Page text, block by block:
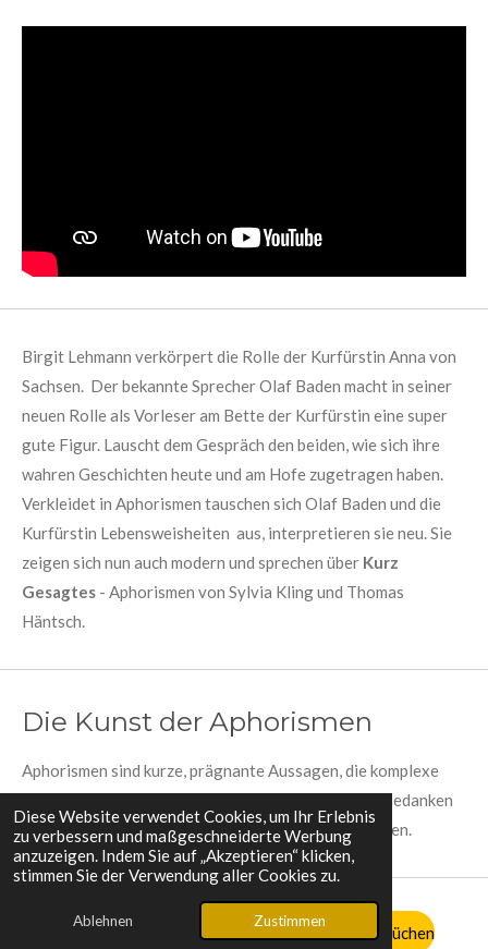
Diese Website verwendet Cookies, um Ihr Erlebnis
zu verbessern und maßgeschneiderte Werbung
anzuzeigen. Indem Sie auf „Akzeptieren“ klicken,
stimmen Sie der Verwendung aller Cookies zu.
Ablehnen Zustimmen
Birgit Lehmann verkörpert die Rolle der Kurfürstin Anna von
Sachsen. Der bekannte Sprecher Olaf Baden macht in seiner
neuen Rolle als Vorleser am Bette der Kurfürstin eine super
gute Figur. Lauscht dem Gespräch den beiden, wie sich ihre
wahren Geschichten heute und am Hofe zugetragen haben.
Verkleidet in Aphorismen tauschen sich Olaf Baden und die
Kurfürstin Lebensweisheiten aus, interpretieren sie neu. Sie
zeigen sich nun auch modern und sprechen über Kurz
Gesagtes - Aphorismen von Sylvia Kling und Thomas
Häntsch.
Die Kunst der Aphorismen
Aphorismen sind kurze, prägnante Aussagen, die komplexe
Gedanken auf den Punkt bringen. Es ist die Kunst, Gedanken
zu verdichten und sie in inspirierende Worte zu fassen.
Zu meinem Buch mit Aphorismen und Lebenssprüchen